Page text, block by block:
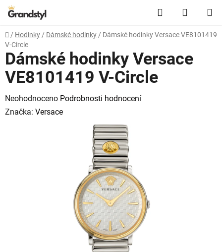
Přejít na obsah Hledat
Domů
/ Hodinky / Dámské hodinky / Dámské hodinky Versace VE8101419
V-Circle
Dámské hodinky Versace
VE8101419 V-Circle
Průměrné hodnocení produktu je 0,0 z 5 hvězdiček.
Neohodnoceno Podrobnosti hodnocení
Značka: Versace